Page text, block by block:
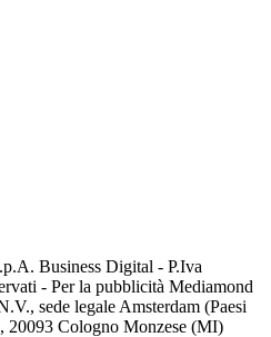
Business Digital - P.Iva
- Per la pubblicità Mediamond
sede legale Amsterdam (Paesi
20093 Cologno Monzese (MI)